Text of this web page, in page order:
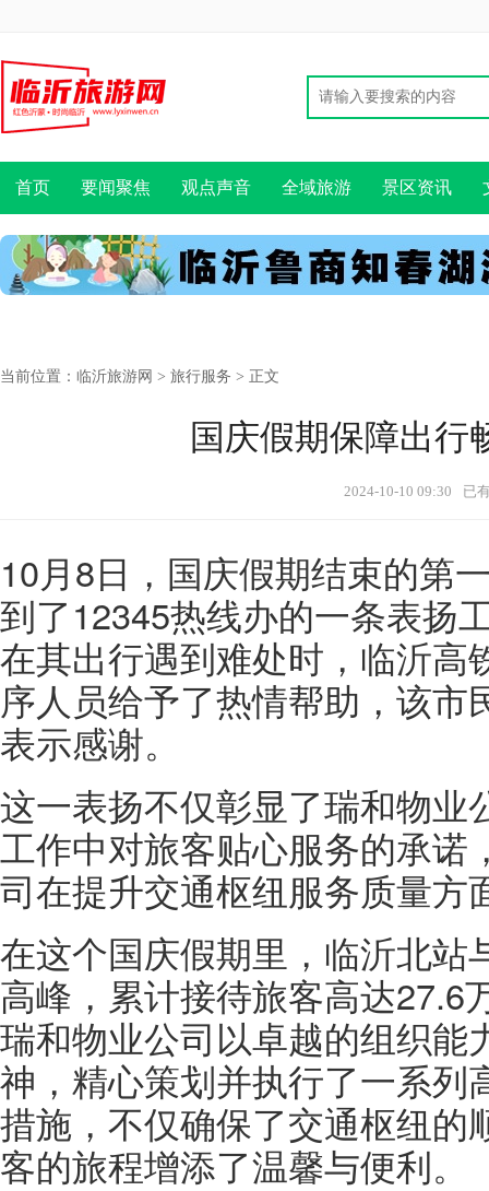
首页 要闻聚焦 观点声音 全域旅游 景区资讯
当前位置： 临沂旅游网 > 旅行服务 > 正文
国庆假期保障出行
2024-10-10 09:30 已
10月8日，国庆假期结束的第
到了12345热线办的一条表扬
在其出行遇到难处时，临沂高
序人员给予了热情帮助，该市
表示感谢。
这一表扬不仅彰显了瑞和物业
工作中对旅客贴心服务的承诺
司在提升交通枢纽服务质量方
在这个国庆假期里，临沂北站
高峰，累计接待旅客高达27.6
瑞和物业公司以卓越的组织能
神，精心策划并执行了一系列
措施，不仅确保了交通枢纽的
客的旅程增添了温馨与便利。